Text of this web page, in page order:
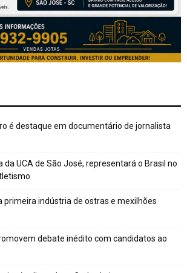
é destaque em documentário de jornalista
da UCA de São José, representará o Brasil no
primeira indústria de ostras e mexilhões
debate inédito com candidatos ao